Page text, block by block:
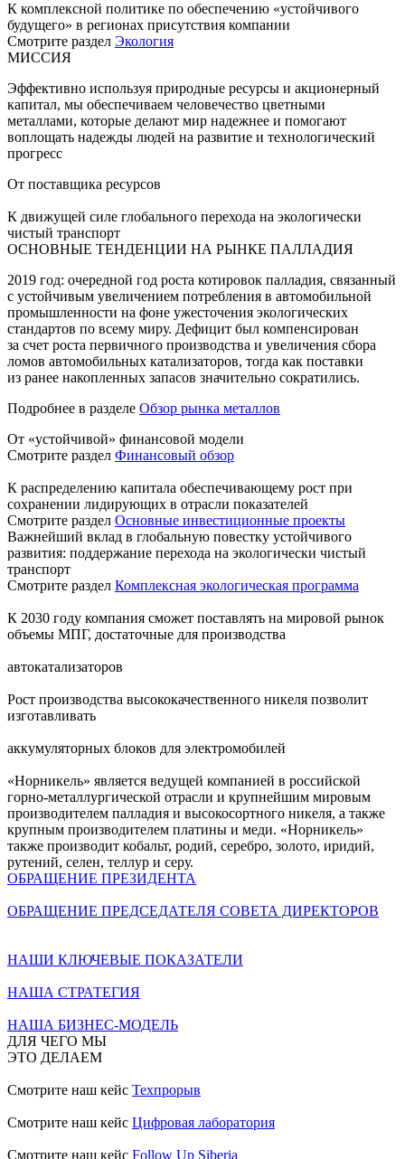
К комплексной политике по обеспечению «устойчивого
будущего» в регионах присутствия компании
Смотрите раздел Экология
МИССИЯ
Эффективно используя природные ресурсы и акционерный
капитал, мы обеспечиваем человечество цветными
металлами, которые делают мир надежнее и помогают
воплощать надежды людей на развитие и технологический
прогресс
От поставщика ресурсов
К движущей силе глобального перехода на экологически
чистый транспорт
ОСНОВНЫЕ ТЕНДЕНЦИИ НА РЫНКЕ ПАЛЛАДИЯ
2019 год: очередной год роста котировок палладия, связанный
с устойчивым увеличением потребления в автомобильной
промышленности на фоне ужесточения экологических
стандартов по всему миру. Дефицит был компенсирован
за счет роста первичного производства и увеличения сбора
ломов автомобильных катализаторов, тогда как поставки
из ранее накопленных запасов значительно сократились.
Подробнее в разделе Обзор рынка металлов
От «устойчивой» финансовой модели
Смотрите раздел Финансовый обзор
К распределению капитала обеспечивающему рост при
сохранении лидирующих в отрасли показателей
Смотрите раздел Основные инвестиционные проекты
Важнейший вклад в глобальную повестку устойчивого
развития: поддержание перехода на экологически чистый
транспорт
Смотрите раздел Комплексная экологическая программа
К 2030 году компания сможет поставлять на мировой рынок
объемы МПГ, достаточные для производства
автокатализаторов
Рост производства высококачественного никеля позволит
изготавливать
аккумуляторных блоков для электромобилей
«Норникель» является ведущей компанией в российской
горно-металлургической отрасли и крупнейшим мировым
производителем палладия и высокосортного никеля, а также
крупным производителем платины и меди. «Норникель»
также производит кобальт, родий, серебро, золото, иридий,
рутений, селен, теллур и серу.
ОБРАЩЕНИЕ ПРЕЗИДЕНТА
ОБРАЩЕНИЕ ПРЕДСЕДАТЕЛЯ СОВЕТА ДИРЕКТОРОВ
НАШИ КЛЮЧЕВЫЕ ПОКАЗАТЕЛИ
НАША СТРАТЕГИЯ
НАША БИЗНЕС-МОДЕЛЬ
ДЛЯ ЧЕГО МЫ
ЭТО ДЕЛАЕМ
Смотрите наш кейс Техпрорыв
Смотрите наш кейс Цифровая лаборатория
Смотрите наш кейс Follow Up Siberia